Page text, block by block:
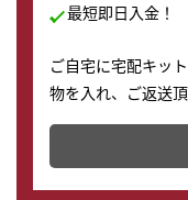
最短即日入金！
ご自宅に宅配キッ
物を入れ、ご返送
テムです。
配送でも簡単&安
す。